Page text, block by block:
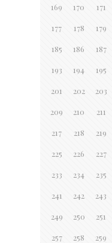
169 170 171
177 178 179
185 186 187
193 194 195
201 202 203
209 210 211
217 218 219
225 226 227
233 234 235
241 242 243
249 250 251
257 258 259